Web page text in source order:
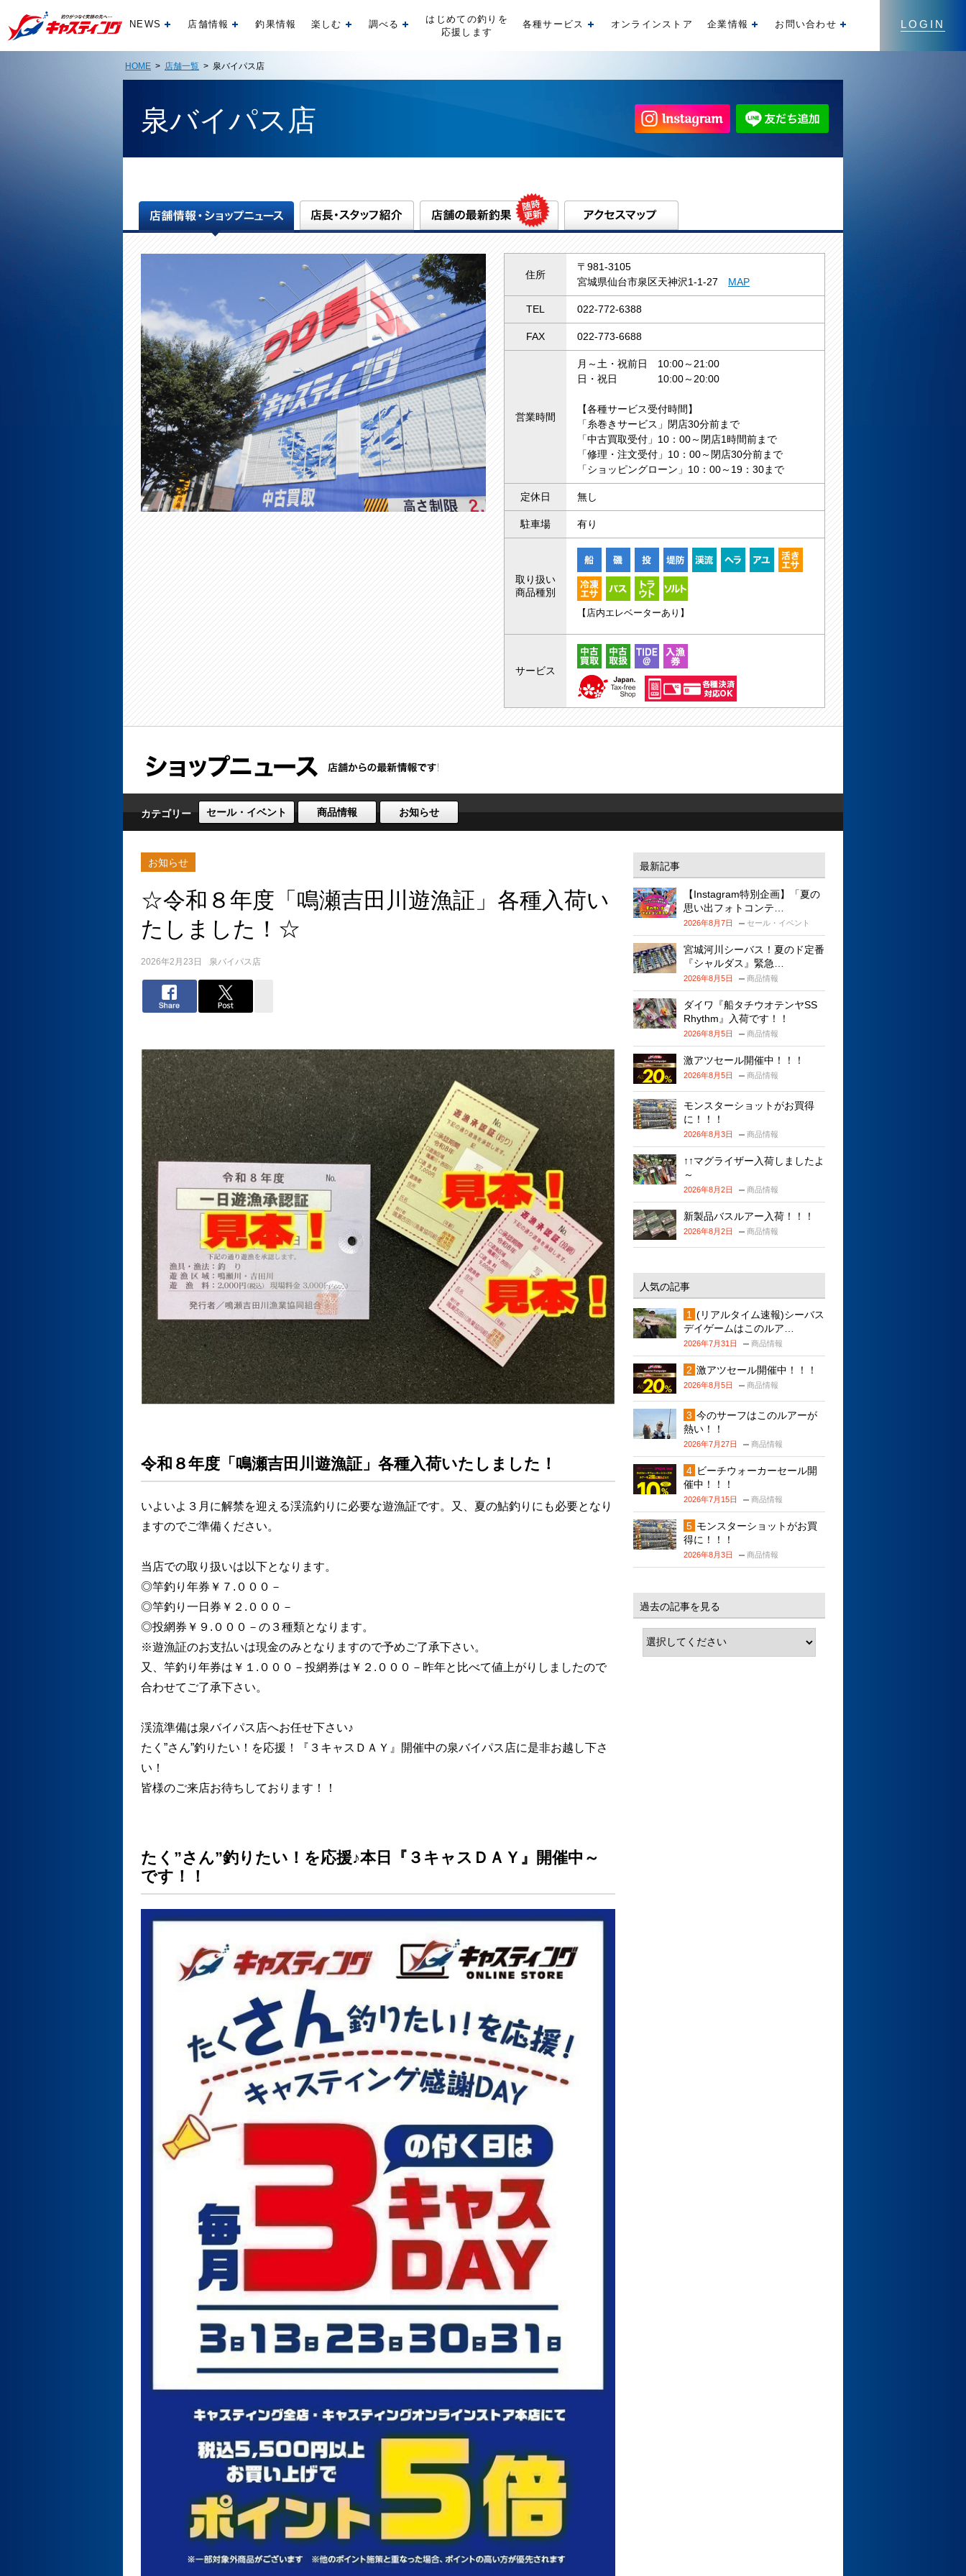
LOGIN
NEWS 開く店舗情報 開く釣果情報 楽しむ 開く調べる 開く
はじめての釣りを
応援します
各種サービス 開くオンラインストア 企業情報 開くお問い合わせ
HOME > 店舗一覧 > 泉バイパス店
泉バイパス店
住所
〒981-3105
宮城県仙台市泉区天神沢1-1-27 MAP
TEL 022-772-6388
FAX 022-773-6688
営業時間
月～土・祝前日 10:00～21:00
日・祝日 10:00～20:00
【各種サービス受付時間】
「糸巻きサービス」閉店30分前まで
「中古買取受付」10：00～閉店1時間前まで
「修理・注文受付」10：00～閉店30分前まで
「ショッピングローン」10：00～19：30まで
定休日 無し
駐車場 有り
取り扱い
商品種別
【店内エレベーターあり】
サービス
カテゴリー セール・イベント 商品情報 お知らせ
お知らせ
☆令和８年度「鳴瀬吉田川遊漁証」各種入荷い
たしました！☆
2026年2月23日 泉バイパス店
令和８年度「鳴瀬吉田川遊漁証」各種入荷いたしました！
いよいよ３月に解禁を迎える渓流釣りに必要な遊漁証です。又、夏の鮎釣りにも必要となり
ますのでご準備ください。
当店での取り扱いは以下となります。
◎竿釣り年券￥７.０００－
◎竿釣り一日券￥２.０００－
◎投網券￥９.０００－の３種類となります。
※遊漁証のお支払いは現金のみとなりますので予めご了承下さい。
又、竿釣り年券は￥１.０００－投網券は￥２.０００－昨年と比べて値上がりしましたので
合わせてご了承下さい。
渓流準備は泉バイパス店へお任せ下さい♪
たく”さん”釣りたい！を応援！『３キャスＤＡＹ』開催中の泉バイパス店に是非お越し下さ
い！
皆様のご来店お待ちしております！！
たく”さん”釣りたい！を応援♪本日『３キャスＤＡＹ』開催中～
です！！
最新記事
【Instagram特別企画】「夏の
思い出フォトコンテ…
2026年8月7日 セール・イベント
宮城河川シーバス！夏のド定番
『シャルダス』緊急…
2026年8月5日 商品情報
ダイワ『船タチウオテンヤSS
Rhythm』入荷です！！
2026年8月5日 商品情報
激アツセール開催中！！！
2026年8月5日 商品情報
モンスターショットがお買得
に！！！
2026年8月3日 商品情報
↑↑マグライザー入荷しましたよ
～
2026年8月2日 商品情報
新製品バスルアー入荷！！！
2026年8月2日 商品情報
人気の記事
(リアルタイム速報)シーバス
デイゲームはこのルア…
2026年7月31日 商品情報
激アツセール開催中！！！
2026年8月5日 商品情報
今のサーフはこのルアーが
熱い！！
2026年7月27日 商品情報
ビーチウォーカーセール開
催中！！！
2026年7月15日 商品情報
モンスターショットがお買
得に！！！
2026年8月3日 商品情報
過去の記事を見る